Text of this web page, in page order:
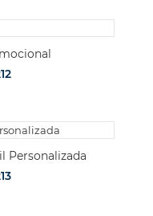
Personalizada